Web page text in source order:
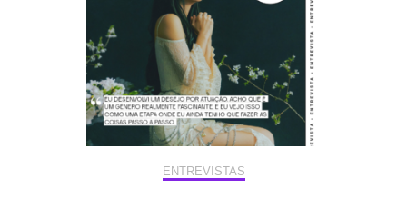
ENTREVISTAS